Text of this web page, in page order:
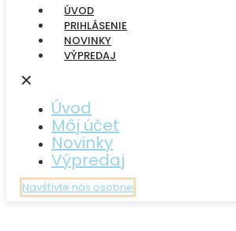
ÚVOD
PRIHLÁSENIE
NOVINKY
VÝPREDAJ
✕
Úvod
Môj účet
Novinky
Výpredaj
Navštívte nás osobne